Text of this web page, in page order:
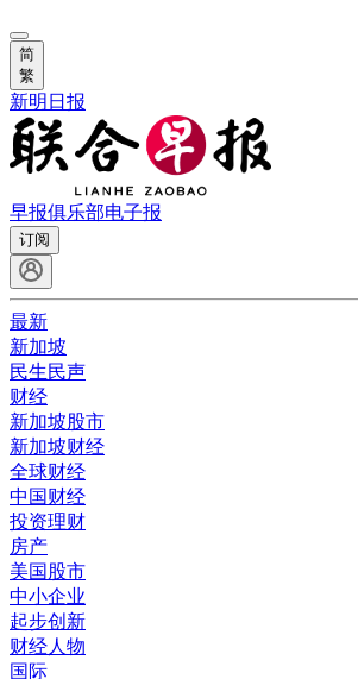
简
繁
新明日报
早报俱乐部电子报
订阅
最新
新加坡
民生民声
财经
新加坡股市
新加坡财经
全球财经
中国财经
投资理财
房产
美国股市
中小企业
起步创新
财经人物
国际